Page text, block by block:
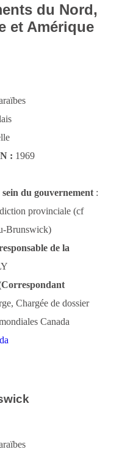
du Nord,
et Amérique
: 1969
sein du gouvernement :
provinciale (cf
Brunswick)
de la
Chargée de dossier
Canada